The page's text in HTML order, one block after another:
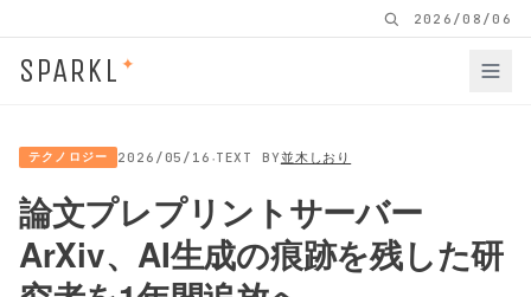
2026/08/06
SPARKL ✦
テクノロジー 2026/05/16 ·TEXT BY並木しおり
論文プレプリントサーバー
ArXiv、AI生成の痕跡を残した研